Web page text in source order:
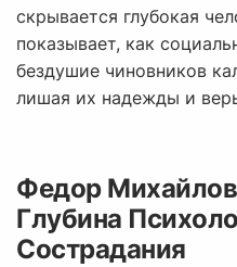
скрывается глубокая
показывает, как
бездушие чиновников
лишая их надежды и
Федор
Глубина
Сострадания